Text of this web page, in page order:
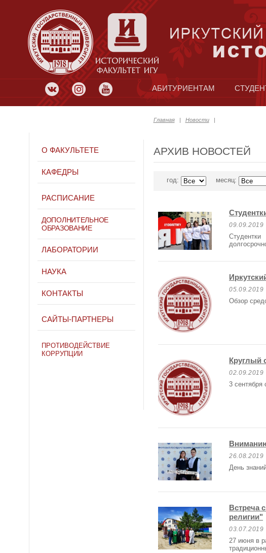
АБИТУРИЕНТАМ
Главная| Новости|
О ФАКУЛЬТЕТЕ
КАФЕДРЫ
РАСПИСАНИЕ
ДОПОЛНИТЕЛЬНОЕ
ОБРАЗОВАНИЕ
ЛАБОРАТОРИИ
НАУКА
КОНТАКТЫ
САЙТЫ-ПАРТНЕРЫ
ПРОТИВОДЕЙСТВИЕ
КОРРУПЦИИ
АРХИВ НОВОСТЕЙ
год: месяц:
09.09.2019
Студентки
05.09.2019
Обзор
Круглый
02.09.2019
3 сентября
26.08.2019
День
Встреча
религии"
03.07.2019
27 июня в